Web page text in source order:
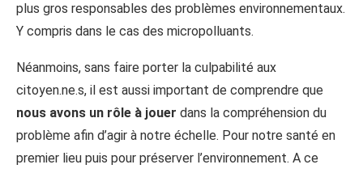
plus gros responsables des problèmes environnementaux.
Y compris dans le cas des micropolluants.
Néanmoins, sans faire porter la culpabilité aux
citoyen.ne.s, il est aussi important de comprendre que
nous avons un rôle à jouer dans la compréhension du
problème afin d’agir à notre échelle. Pour notre santé en
premier lieu puis pour préserver l’environnement. A ce